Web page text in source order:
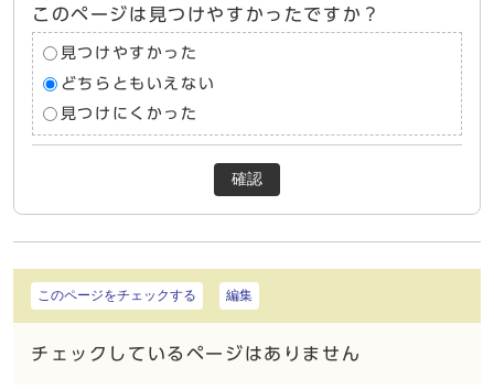
このページは見つけやすかったですか？
見つけやすかった
どちらともいえない
見つけにくかった
確認
このページをチェックする 編集
チェックしているページはありません